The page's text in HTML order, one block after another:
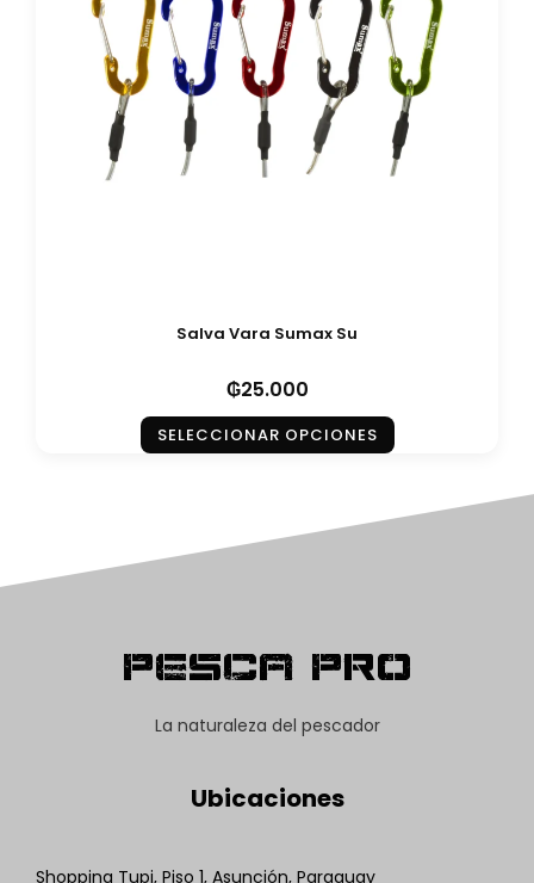
Salva Vara Sumax Su
₲25.000
SELECCIONAR OPCIONES
Pesca Pro
La naturaleza del pescador
Ubicaciones
Shopping Tupi, Piso 1, Asunción, Paraguay